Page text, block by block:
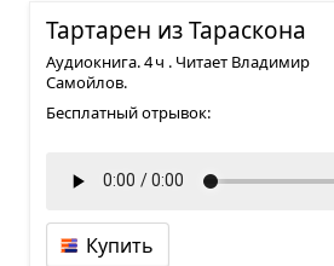
Тар­та­рен из Тарас­кона
Аудиокнига. 4 ч . Читает Владимир
Самойлов.
Бесплатный отрывок:
Купить